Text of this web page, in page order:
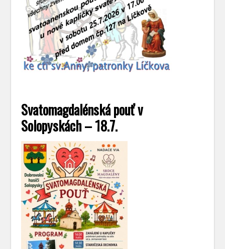
Svatomagdalénská pouť v
Solopyskách – 18.7.